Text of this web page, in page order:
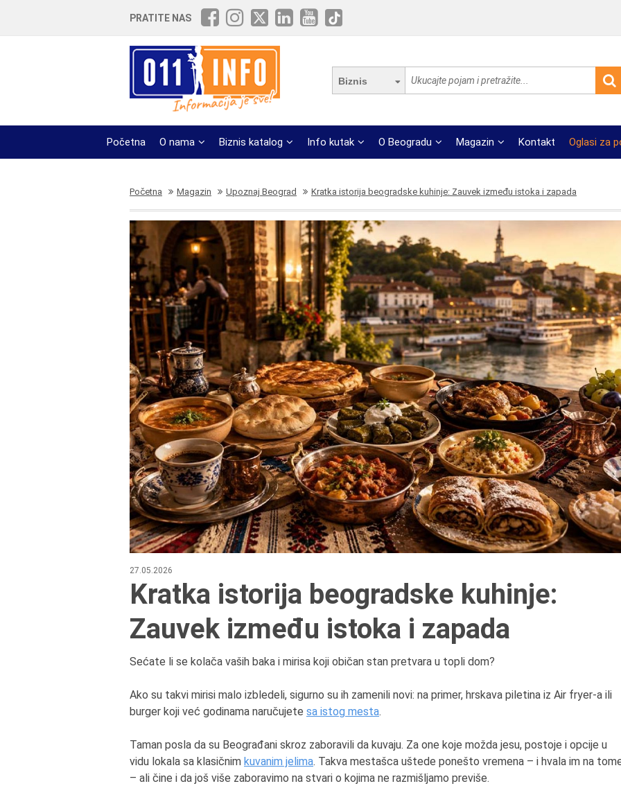
PRATITE NAS
Biznis
Početna O nama Biznis katalog Info kutak O Beogradu Magazin Kontakt Oglasi za
Početna Magazin Upoznaj Beograd Kratka istorija beogradske kuhinje: Zauvek između istoka i zapada
27.05.2026
Kratka istorija beogradske kuhinje:
Zauvek između istoka i zapada
Sećate li se kolača vaših baka i mirisa koji običan stan pretvara u topli dom?
Ako su takvi mirisi malo izbledeli, sigurno su ih zamenili novi: na primer, hrskava piletina iz Air fryer-a ili
burger koji već godinama naručujete sa istog mesta.
Taman posla da su Beograđani skroz zaboravili da kuvaju. Za one koje možda jesu, postoje i opcije u
vidu lokala sa klasičnim kuvanim jelima. Takva mestašca uštede ponešto vremena – i hvala im na
– ali čine i da još više zaboravimo na stvari o kojima ne razmišljamo previše.
vazduhoplovni inženjer,
predsednik Udruženja